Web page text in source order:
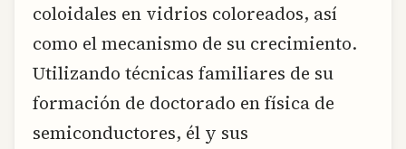
coloidales en vidrios coloreados, así
como el mecanismo de su crecimiento.
Utilizando técnicas familiares de su
formación de doctorado en física de
semiconductores, él y sus